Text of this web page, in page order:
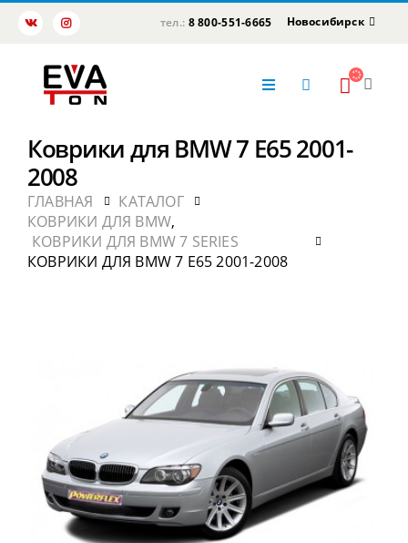
тел.: 8 800-551-6665 Новосибирск
Коврики для BMW 7 E65 2001-
2008
ГЛАВНАЯ
КАТАЛОГ
КОВРИКИ ДЛЯ BMW,
КОВРИКИ ДЛЯ BMW 7 SERIES
КОВРИКИ ДЛЯ BMW 7 E65 2001-2008